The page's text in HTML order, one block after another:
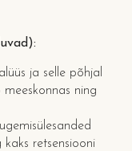
ja selle põhjal
ning
retsensiooni